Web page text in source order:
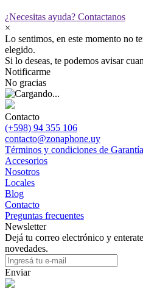
¿Necesitas ayuda? Contactanos
×
Lo sentimos, en este momento no
elegido.
Si lo deseas, te podemos avisar
Notificarme
No gracias
Contacto
(+598) 94 355 106
contacto@zonaphone.uy
Términos y condiciones de Garantía
Accesorios
Nosotros
Locales
Blog
Contacto
Preguntas frecuentes
Newsletter
Dejá tu correo electrónico y
novedades.
Enviar